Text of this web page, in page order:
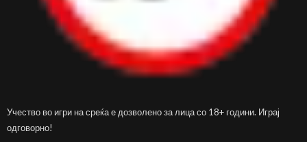
Учество во игри на среќа е дозволено за лица со 18+ години. Играј
одговорно!